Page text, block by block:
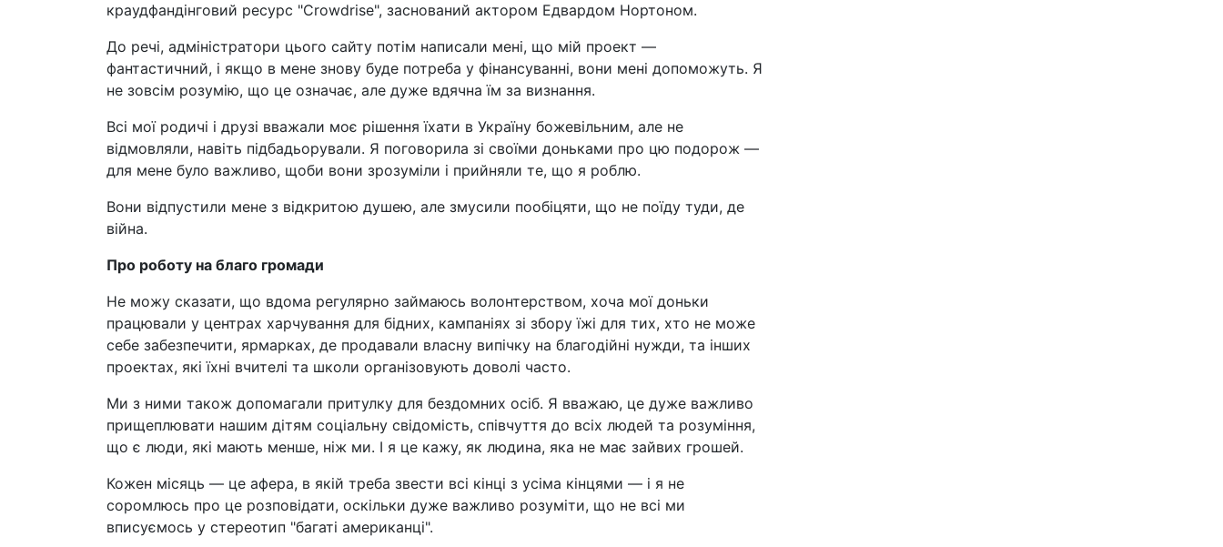
краудфандінговий ресурс "Crowdrise", заснований актором Едвардом Нортоном.
До речі, адміністратори цього сайту потім написали мені, що мій проект —
фантастичний, і якщо в мене знову буде потреба у фінансуванні, вони мені допоможуть. Я
не зовсім розумію, що це означає, але дуже вдячна їм за визнання.
Всі мої родичі і друзі вважали моє рішення їхати в Україну божевільним, але не
відмовляли, навіть підбадьорували. Я поговорила зі своїми доньками про цю подорож —
для мене було важливо, щоби вони зрозуміли і прийняли те, що я роблю.
Вони відпустили мене з відкритою душею, але змусили пообіцяти, що не поїду туди, де
війна.
Про роботу на благо громади
Не можу сказати, що вдома регулярно займаюсь волонтерством, хоча мої доньки
працювали у центрах харчування для бідних, кампаніях зі збору їжі для тих, хто не може
себе забезпечити, ярмарках, де продавали власну випічку на благодійні нужди, та інших
проектах, які їхні вчителі та школи організовують доволі часто.
Ми з ними також допомагали притулку для бездомних осіб. Я вважаю, це дуже важливо
прищеплювати нашим дітям соціальну свідомість, співчуття до всіх людей та розуміння,
що є люди, які мають менше, ніж ми. І я це кажу, як людина, яка не має зайвих грошей.
Кожен місяць — це афера, в якій треба звести всі кінці з усіма кінцями — і я не
соромлюсь про це розповідати, оскільки дуже важливо розуміти, що не всі ми
вписуємось у стереотип "багаті американці".